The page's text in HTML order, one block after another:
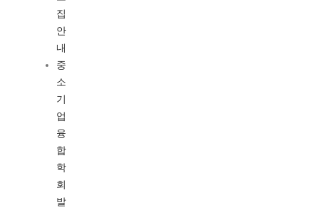
집
안
내
중
소
기
업
융
합
학
회
발